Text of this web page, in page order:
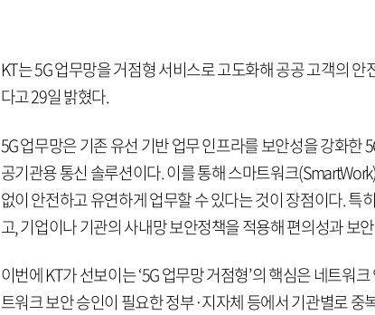
KT는 5G 업무망을 거점형 서비스로 고도화해 공공 고객의
다고 29일 밝혔다.
5G 업무망은 기존 유선 기반 업무 인프라를 보안성을 강화한
공기관용 통신 솔루션이다. 이를 통해 스마트워크
없이 안전하고 유연하게 업무할 수 있다는 것이 장점이다. 특
고, 기업이나 기관의 사내망 보안정책을 적용해 편의성과 보
이번에 KT가 선보이는 ‘5G 업무망 거점형’의 핵심은 네트워
트워크 보안 승인이 필요한 정부·지자체 등에서 기관별로 중